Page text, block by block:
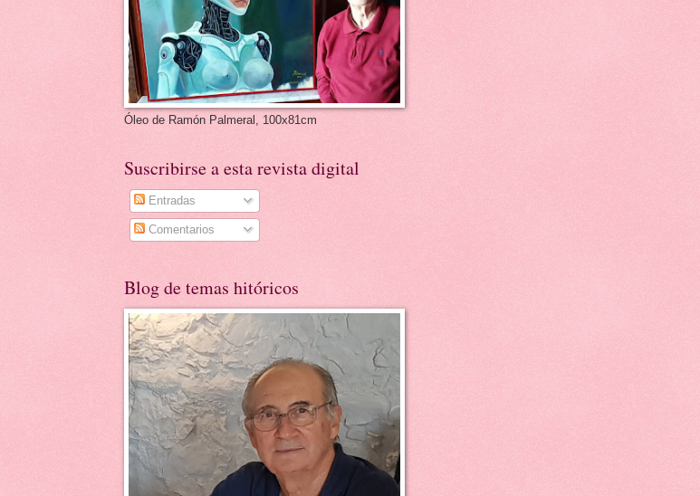
Óleo de Ramón Palmeral, 100x81cm
Suscribirse a esta revista digital
Entradas
Comentarios
Blog de temas hitóricos